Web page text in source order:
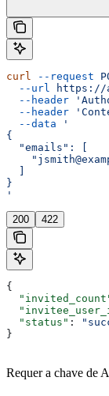
curl --request
  --url
https://
  --header
  --header
  --data
'
{
  "emails": [
  ]
}
'
200 422
{
  "status"
:
}
Requer a chave de